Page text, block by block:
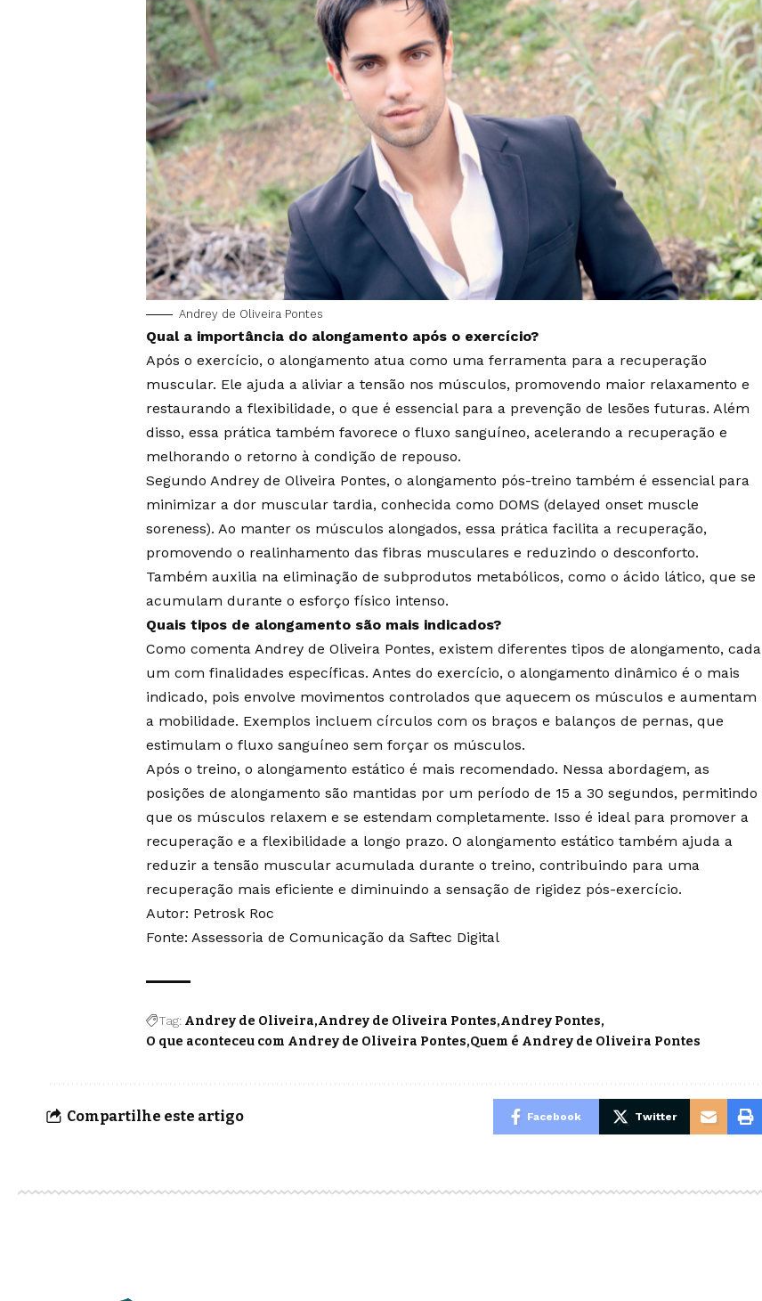
Andrey de Oliveira Pontes
Qual a importância do alongamento após o exercício?
Após o exercício, o alongamento atua como uma ferramenta para a recuperação
muscular. Ele ajuda a aliviar a tensão nos músculos, promovendo maior relaxamento e
restaurando a flexibilidade, o que é essencial para a prevenção de lesões futuras. Além
disso, essa prática também favorece o fluxo sanguíneo, acelerando a recuperação e
melhorando o retorno à condição de repouso.
Segundo Andrey de Oliveira Pontes, o alongamento pós-treino também é essencial para
minimizar a dor muscular tardia, conhecida como DOMS (delayed onset muscle
soreness). Ao manter os músculos alongados, essa prática facilita a recuperação,
promovendo o realinhamento das fibras musculares e reduzindo o desconforto.
Também auxilia na eliminação de subprodutos metabólicos, como o ácido lático, que se
acumulam durante o esforço físico intenso.
Quais tipos de alongamento são mais indicados?
Como comenta Andrey de Oliveira Pontes, existem diferentes tipos de alongamento, cada
um com finalidades específicas. Antes do exercício, o alongamento dinâmico é o mais
indicado, pois envolve movimentos controlados que aquecem os músculos e aumentam
a mobilidade. Exemplos incluem círculos com os braços e balanços de pernas, que
estimulam o fluxo sanguíneo sem forçar os músculos.
Após o treino, o alongamento estático é mais recomendado. Nessa abordagem, as
posições de alongamento são mantidas por um período de 15 a 30 segundos, permitindo
que os músculos relaxem e se estendam completamente. Isso é ideal para promover a
recuperação e a flexibilidade a longo prazo. O alongamento estático também ajuda a
reduzir a tensão muscular acumulada durante o treino, contribuindo para uma
recuperação mais eficiente e diminuindo a sensação de rigidez pós-exercício.
Autor: Petrosk Roc
Fonte: Assessoria de Comunicação da Saftec Digital
Tag: Andrey de Oliveira Andrey de Oliveira Pontes Andrey Pontes
O que aconteceu com Andrey de Oliveira Pontes Quem é Andrey de Oliveira Pontes
Compartilhe este artigo Facebook Twitter